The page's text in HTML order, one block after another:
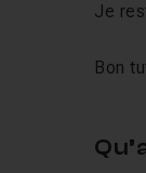
Je
Bon